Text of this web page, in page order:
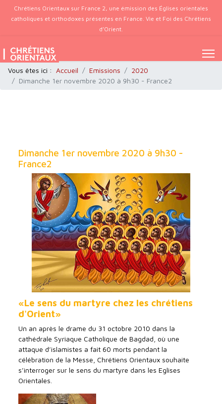
Chrétiens Orientaux sur France 2, une émission des Églises orientales
catholiques et orthodoxes présentes en France. Vie et Foi des Chrétiens
d’Orient.
Vous êtes ici : Accueil Emissions
2020
Dimanche 1er novembre 2020 à 9h30 - France2
Dimanche 1er novembre 2020 à 9h30 -
France2
«Le sens du martyre chez les chrétiens
d'Orient»
Un an après le drame du 31 octobre 2010 dans la
cathédrale Syriaque Catholique de Bagdad, où une
attaque d’islamistes a fait 60 morts pendant la
célébration de la Messe, Chrétiens Orientaux souhaite
s’interroger sur le sens du martyre dans les Eglises
Orientales.